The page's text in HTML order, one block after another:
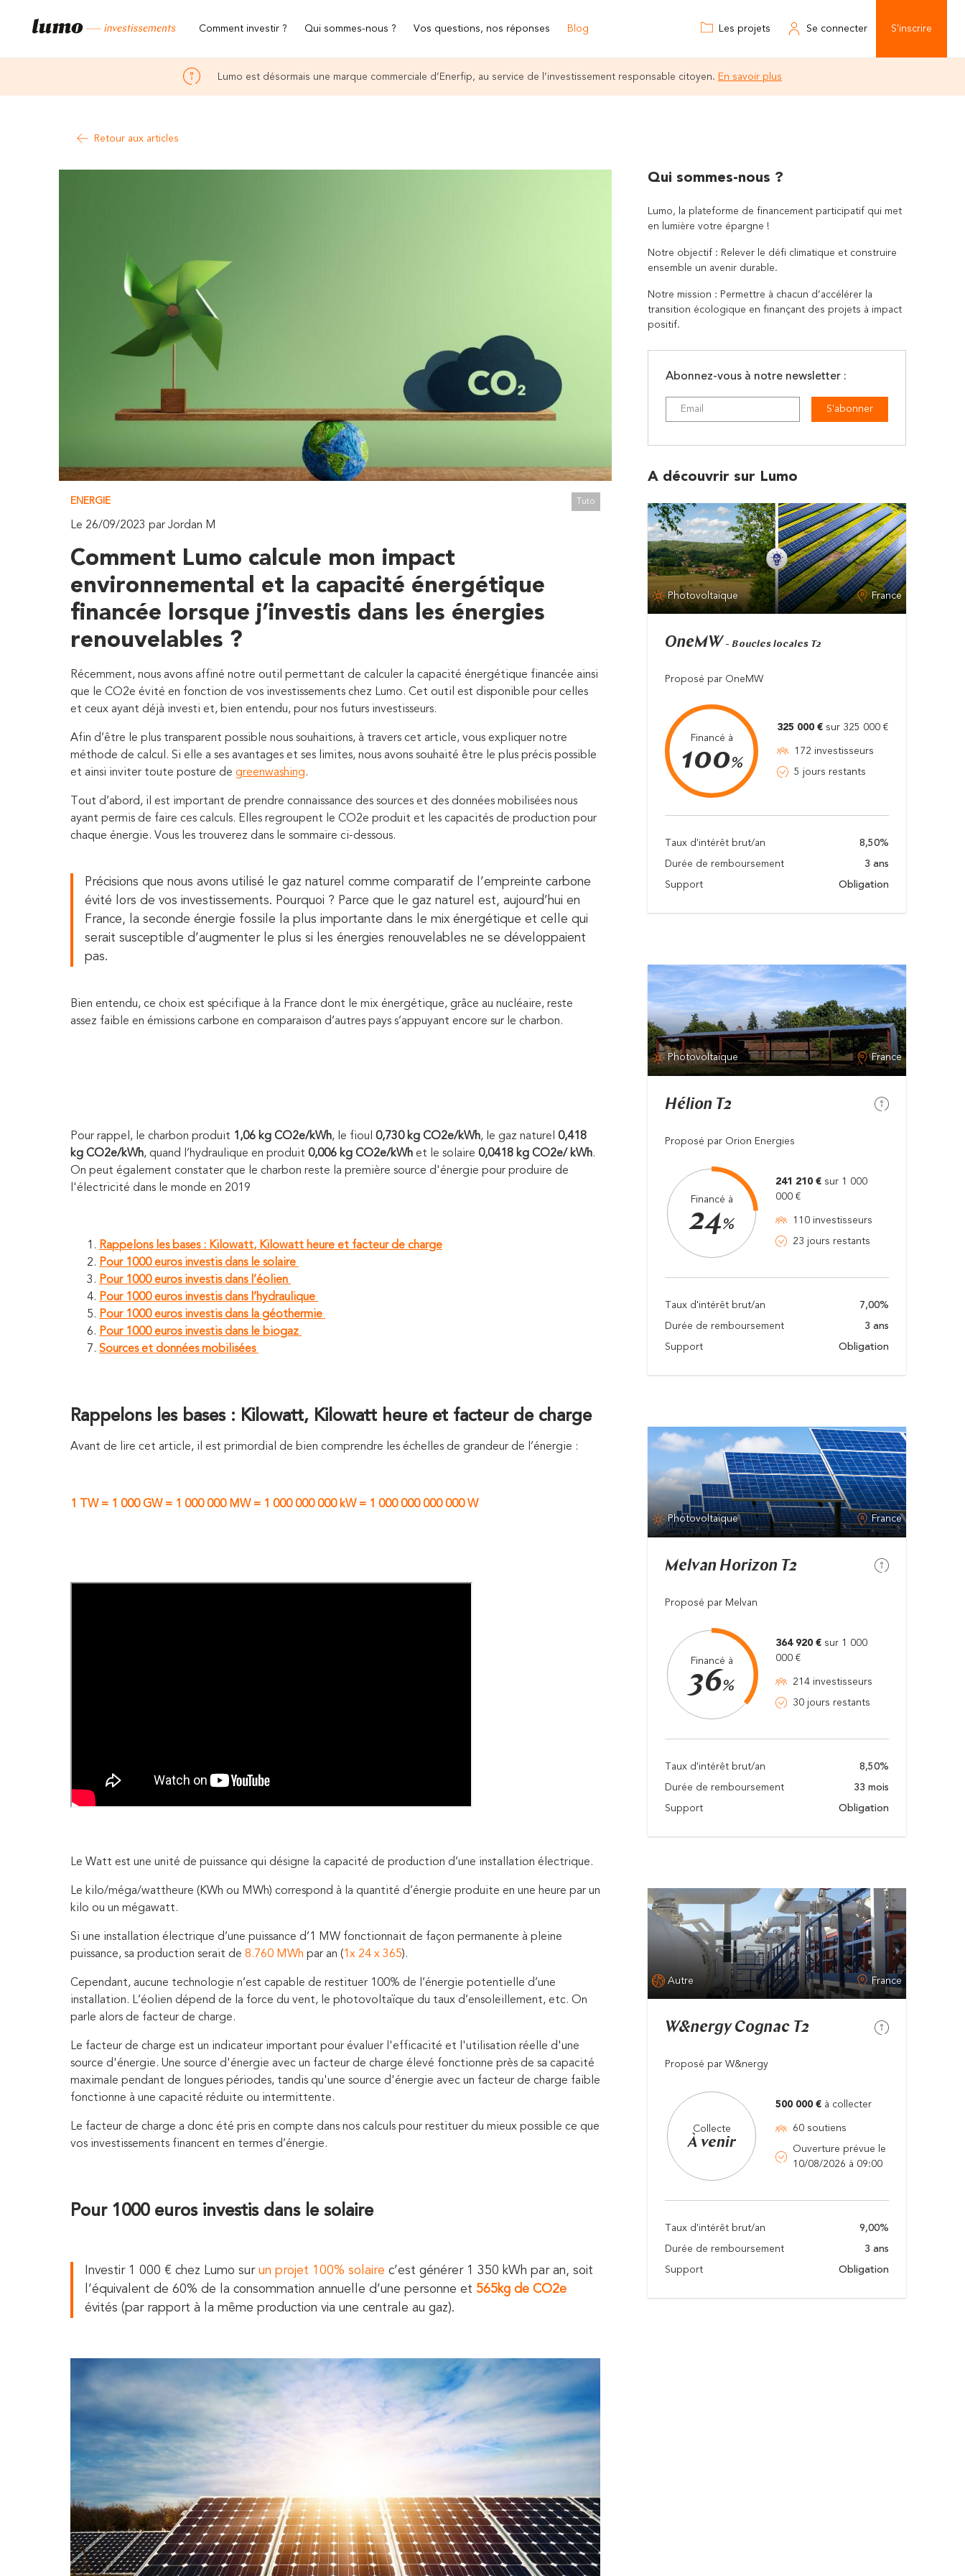
S'inscrire
Les projets Se connecter
Comment investir ? Qui sommes-nous ? Vos questions, nos réponses Blog
Lumo est désormais une marque commerciale d’Enerfip, au service de l’investissement responsable citoyen. En savoir plus
Retour aux articles
ENERGIE Tuto
Le 26/09/2023 par Jordan M
Comment Lumo calcule mon impact
environnemental et la capacité énergétique
financée lorsque j’investis dans les énergies
renouvelables ?
Récemment, nous avons affiné notre outil permettant de calculer la capacité énergétique financée ainsi
que le CO2e évité en fonction de vos investissements chez Lumo. Cet outil est disponible pour celles
et ceux ayant déjà investi et, bien entendu, pour nos futurs investisseurs.
Afin d’être le plus transparent possible nous souhaitions, à travers cet article, vous expliquer notre
méthode de calcul. Si elle a ses avantages et ses limites, nous avons souhaité être le plus précis possible
et ainsi inviter toute posture de greenwashing.
Tout d’abord, il est important de prendre connaissance des sources et des données mobilisées nous
ayant permis de faire ces calculs. Elles regroupent le CO2e produit et les capacités de production pour
chaque énergie. Vous les trouverez dans le sommaire ci-dessous.
Précisions que nous avons utilisé le gaz naturel comme comparatif de l’empreinte carbone
évité lors de vos investissements. Pourquoi ? Parce que le gaz naturel est, aujourd’hui en
France, la seconde énergie fossile la plus importante dans le mix énergétique et celle qui
serait susceptible d’augmenter le plus si les énergies renouvelables ne se développaient
pas.
Bien entendu, ce choix est spécifique à la France dont le mix énergétique, grâce au nucléaire, reste
assez faible en émissions carbone en comparaison d’autres pays s’appuyant encore sur le charbon.
Pour rappel, le charbon produit 1,06 kg CO2e/kWh, le fioul 0,730 kg CO2e/kWh, le gaz naturel 0,418
kg CO2e/kWh, quand l’hydraulique en produit 0,006 kg CO2e/kWh et le solaire 0,0418 kg CO2e/ kWh.
On peut également constater que le charbon reste la première source d'énergie pour produire de
l'électricité dans le monde en 2019
Rappelons les bases : Kilowatt, Kilowatt heure et facteur de charge
Pour 1000 euros investis dans le solaire
Pour 1000 euros investis dans l’éolien
Pour 1000 euros investis dans l’hydraulique
Pour 1000 euros investis dans la géothermie
Pour 1000 euros investis dans le biogaz
Sources et données mobilisées
Rappelons les bases : Kilowatt, Kilowatt heure et facteur de charge
Avant de lire cet article, il est primordial de bien comprendre les échelles de grandeur de l’énergie :
1 TW = 1 000 GW = 1 000 000 MW = 1 000 000 000 kW = 1 000 000 000 000 W
Le Watt est une unité de puissance qui désigne la capacité de production d’une installation électrique.
Le kilo/méga/wattheure (KWh ou MWh) correspond à la quantité d’énergie produite en une heure par un
kilo ou un mégawatt.
Si une installation électrique d’une puissance d’1 MW fonctionnait de façon permanente à pleine
puissance, sa production serait de 8.760 MWh par an (1x 24 x 365).
Cependant, aucune technologie n’est capable de restituer 100% de l’énergie potentielle d’une
installation. L’éolien dépend de la force du vent, le photovoltaïque du taux d’ensoleillement, etc. On
parle alors de facteur de charge.
Le facteur de charge est un indicateur important pour évaluer l'efficacité et l'utilisation réelle d'une
source d'énergie. Une source d'énergie avec un facteur de charge élevé fonctionne près de sa capacité
maximale pendant de longues périodes, tandis qu'une source d'énergie avec un facteur de charge faible
fonctionne à une capacité réduite ou intermittente.
Le facteur de charge a donc été pris en compte dans nos calculs pour restituer du mieux possible ce que
vos investissements financent en termes d’énergie.
Pour 1000 euros investis dans le solaire
Investir 1 000 € chez Lumo sur un projet 100% solaire c’est générer 1 350 kWh par an, soit
l’équivalent de 60% de la consommation annuelle d’une personne et 565kg de CO2e
évités (par rapport à la même production via une centrale au gaz).
Qui sommes-nous ?
Lumo, la plateforme de financement participatif qui met
en lumière votre épargne !
Notre objectif : Relever le défi climatique et construire
ensemble un avenir durable.
Notre mission : Permettre à chacun d’accélérer la
transition écologique en finançant des projets à impact
positif.
Abonnez-vous à notre newsletter :
S'abonner
A découvrir sur Lumo
Photovoltaïque France
OneMW - Boucles locales T2
Proposé par OneMW
Financé à
100%
325 000 € sur 325 000 €
172 investisseurs
5 jours restants
Taux d'intérêt brut/an 8,50%
Durée de remboursement 3 ans
Support Obligation
Photovoltaïque France
Hélion T2
Proposé par Orion Energies
Financé à
24%
241 210 € sur 1 000
000 €
110 investisseurs
23 jours restants
Taux d'intérêt brut/an 7,00%
Durée de remboursement 3 ans
Support Obligation
Photovoltaïque France
Melvan Horizon T2
Proposé par Melvan
Financé à
36%
364 920 € sur 1 000
000 €
214 investisseurs
30 jours restants
Taux d'intérêt brut/an 8,50%
Durée de remboursement 33 mois
Support Obligation
Autre France
W&nergy Cognac T2
Proposé par W&nergy
Collecte
À venir
500 000 € à collecter
60 soutiens
Ouverture prévue le
10/08/2026 à 09:00
Taux d'intérêt brut/an 9,00%
Durée de remboursement 3 ans
Support Obligation